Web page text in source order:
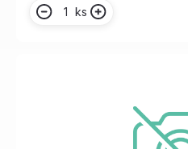
ks